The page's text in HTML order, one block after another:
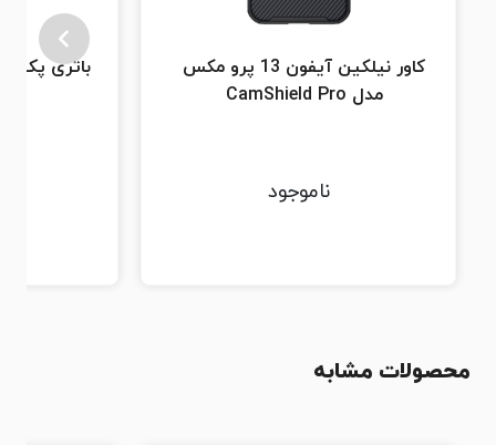
کاور نیلکین آیفون 13 پرو مکس
مدل CamShield Pro
ناموجود
باتری پک MagSafe اورجینال اپل
محصولات مشابه